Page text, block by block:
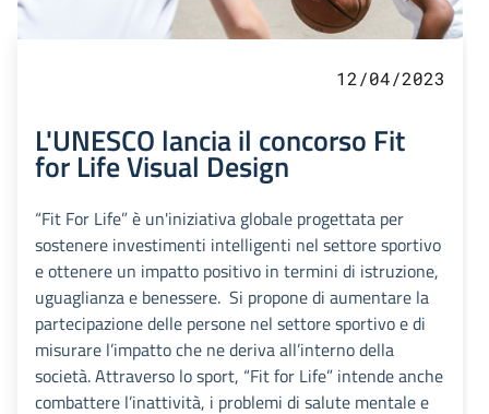
12/04/2023
L'UNESCO lancia il concorso Fit
for Life Visual Design
“Fit For Life” è un'iniziativa globale progettata per
sostenere investimenti intelligenti nel settore sportivo
e ottenere un impatto positivo in termini di istruzione,
uguaglianza e benessere. Si propone di aumentare la
partecipazione delle persone nel settore sportivo e di
misurare l’impatto che ne deriva all’interno della
società. Attraverso lo sport, “Fit for Life” intende anche
combattere l’inattività, i problemi di salute mentale e